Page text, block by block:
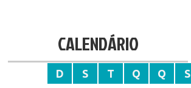
CALENDÁRIO
D S T Q Q S